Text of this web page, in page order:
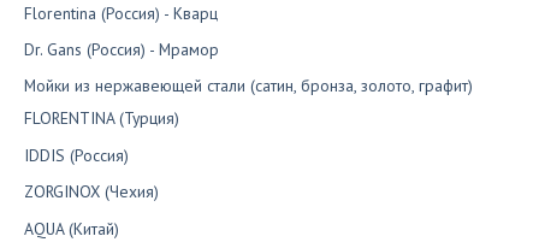
Florentina (Россия) - Кварц
Dr. Gans (Россия) - Мрамор
Мойки из нержавеющей стали (сатин, бронза, золото, графит)
FLORENTINA (Турция)
IDDIS (Россия)
ZORGINOX (Чехия)
AQUA (Китай)